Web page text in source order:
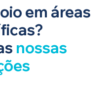
em áreas
nossas